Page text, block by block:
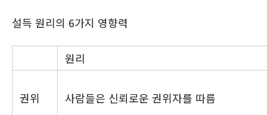
설득 원리의 6가지 영향력
원리
권위 사람들은 신뢰로운 권위자를 따름